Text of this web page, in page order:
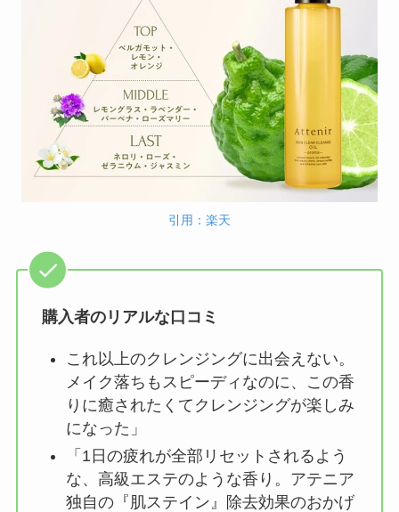
引用：楽天
購入者のリアルな口コミ
これ以上のクレンジングに出会えない。
メイク落ちもスピーディなのに、この香
りに癒されたくてクレンジングが楽しみ
になった」
「1日の疲れが全部リセットされるよう
な、高級エステのような香り。アテニア
独自の『肌ステイン』除去効果のおかげ